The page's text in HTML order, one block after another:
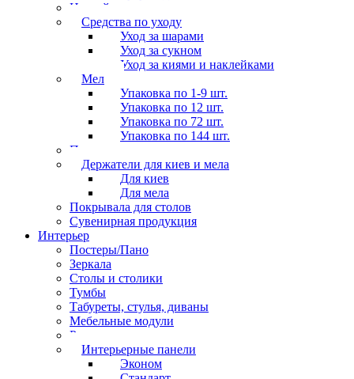
Наклейки
Средства по уходу
Уход за шарами
Уход за сукном
Уход за киями и наклейками
Мел
Упаковка по 1-9 шт.
Упаковка по 12 шт.
Упаковка по 72 шт.
Упаковка по 144 шт.
Перчатки
Держатели для киев и мела
Для киев
Для мела
Покрывала для столов
Сувенирная продукция
Интерьер
Постеры/Пано
Зеркала
Столы и столики
Тумбы
Табуреты, стулья, диваны
Мебельные модули
Рамы под картины
Интерьерные панели
Эконом